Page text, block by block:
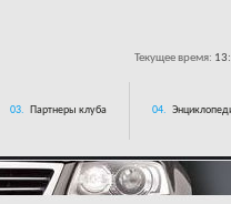
Текущее время:
03. Партнеры клуба 04.